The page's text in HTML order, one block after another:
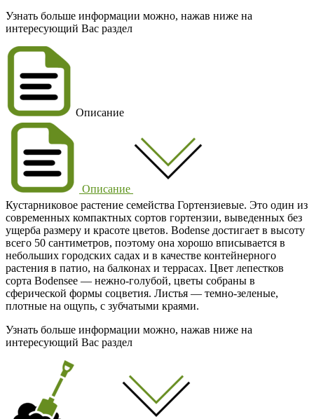
Узнать больше информации можно, нажав ниже на
интересующий Вас раздел
Описание
Описание
Кустарниковое растение семейства Гортензиевые. Это один из
современных компактных сортов гортензии, выведенных без
ущерба размеру и красоте цветов. Bodense достигает в высоту
всего 50 сантиметров, поэтому она хорошо вписывается в
небольших городских садах и в качестве контейнерного
растения в патио, на балконах и террасах. Цвет лепестков
сорта Bodensee — нежно-голубой, цветы собраны в
сферической формы соцветия. Листья — темно-зеленые,
плотные на ощупь, с зубчатыми краями.
Узнать больше информации можно, нажав ниже на
интересующий Вас раздел